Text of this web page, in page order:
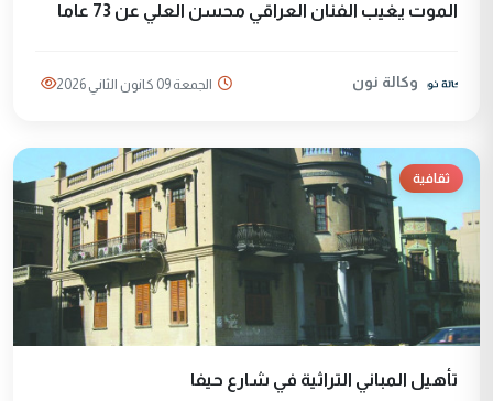
الموت يغيب الفنان العراقي محسن العلي عن 73 عاما
وكالة نون الجمعة 09 كانون الثاني 2026
ثقافية
تأهيل المباني التراثية في شارع حيفا